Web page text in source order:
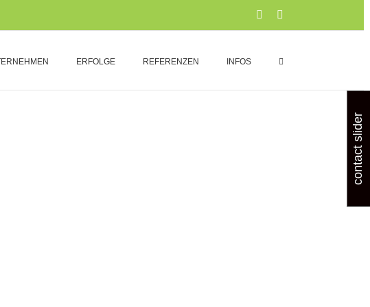
Xing
ERFOLGE REFERENZEN INFOS
contact slider